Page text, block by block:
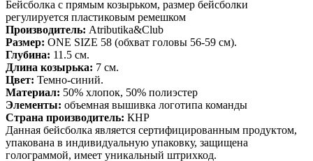
Бейсболка с прямым козырьком, размер бейсболки
регулируется пластиковым ремешком
Производитель: Atributika&Club
Размер: ONE SIZE 58 (обхват головы 56-59 см).
Глубина: 11.5 см.
Длина козырька: 7 см.
Цвет: Темно-синий.
Материал: 50% хлопок, 50% полиэстер
Элементы: объемная вышивка логотипа команды
Страна производитель: КНР
Данная бейсболка является сертифицированным продуктом,
упакована в индивидуальную упаковку, защищена
голограммой, имеет уникальный штрихкод.